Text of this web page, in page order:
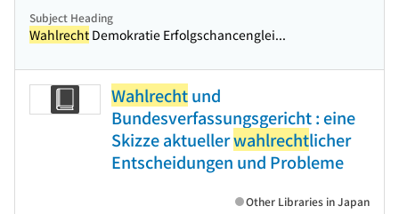
Subject Heading
Wahlrecht Demokratie Erfolgschancenglei...
Wahlrechtund
Bundesverfassungsgericht : eine
Skizze aktuellerwahlrechtlicher
Entscheidungen und Probleme
Other Libraries in Japan